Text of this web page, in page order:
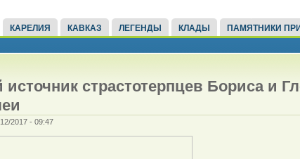
КАРЕЛИЯ КАВКАЗ ЛЕГЕНДЫ КЛАДЫ ПАМЯТНИКИ
источник страстотерпцев Бориса и
2017 - 09:47